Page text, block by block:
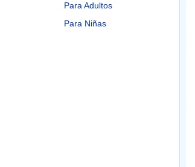
Para Adultos
Para Niñas